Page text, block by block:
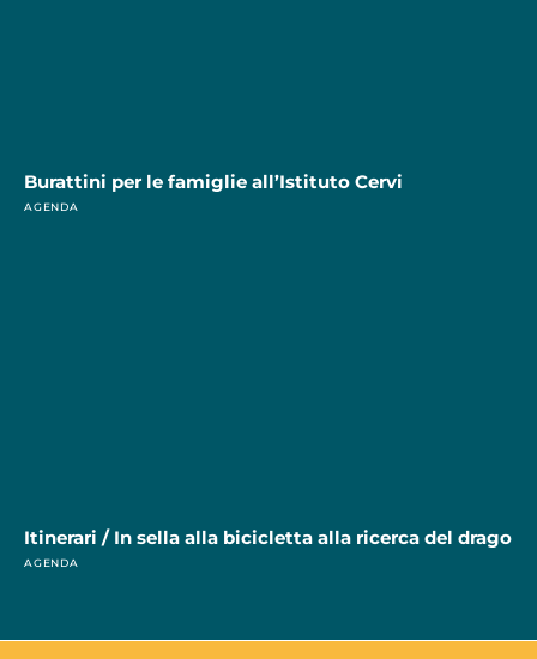
Burattini per le famiglie all’Istituto Cervi
AGENDA
Itinerari / In sella alla bicicletta alla ricerca del drago
AGENDA